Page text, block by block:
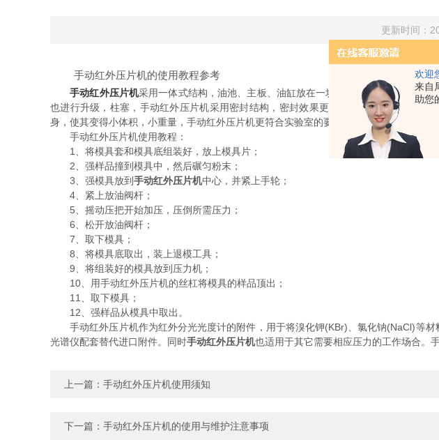
欢迎
来自
助您
更新时间：
手动红外压片机的使用教程参考
手动红外压片机采用一体式结构，油池、主板、油缸放在一块主板上边，无密封链
也进行升级，柱塞，手动红外压片机采用密封结构，密封效果更好，不漏油；手动红外
身，使其变得小体积，小重量，手动红外压片机更符合实验室的要求。
手动红外压片机使用教程：
1、将模具套和模具底组装好，放上模具片；
2、强样品撞到模具中，然后碾匀粉末；
3、强模具放到 手动红外压片机中心，并紧上手轮；
4、紧上放油阀杆；
5、摇动压把开始加压，压倒所需压力；
6、松开放油阀杆；
7、取下模具；
8、将模具底取出，装上退模工具；
9、将组装好的模具放到压力机；
10、用手动红外压片机的丝杠将模具的样品顶出；
11、取下模具；
12、强样品从模具中取出。
手动红外压片机作为红外分光光度计的附件，用于将溴化钾(KBr)、氯化钠(NaCl)等材
光谱仪配套替代进口附件。同时手动红外压片机也适用于其它需要相应压力的工作场合。
上一篇： 手动红外压片机使用须知
下一篇： 手动红外压片机的使用与维护注意事项